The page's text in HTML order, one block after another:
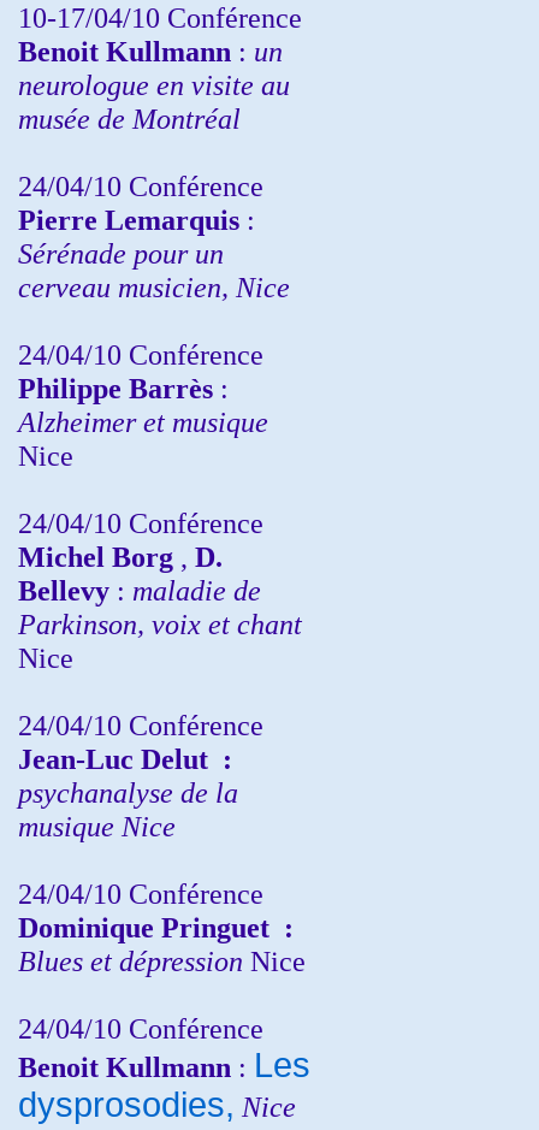
10-17/04/10 Conférence
Benoit Kullmann : un
neurologue en visite au
musée de Montréal
24/04/10 Conférence
Pierre Lemarquis :
Sérénade pour un
cerveau musicien, Nice
24/04/10 Conférence
Philippe Barrès :
Alzheimer et musique
Nice
24/04/10 Conférence
Michel Borg , D.
Bellevy : maladie de
Parkinson, voix et chant
Nice
24/04/10 Conférence
Jean-Luc Delut :
psychanalyse de la
musique Nice
24/04/10 Conférence
Dominique Pringuet :
Blues et dépression Nice
24/04/10 Conférence
Benoit Kullmann : Les
dysprosodies, Nice